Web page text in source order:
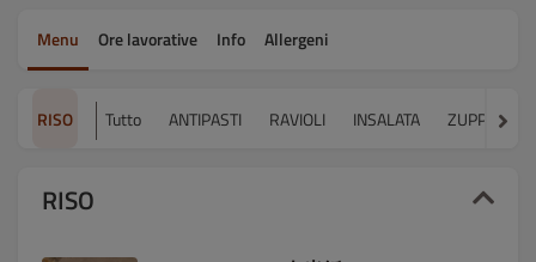
Menu Ore lavorative Info Allergeni
RISO Tutto ANTIPASTI RAVIOLI INSALATA ZUPPA
RISO